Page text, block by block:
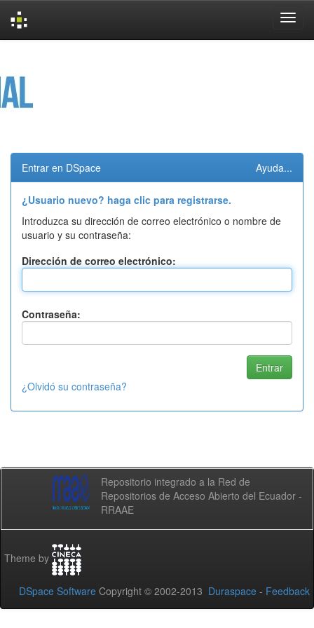
Entrar en DSpace Ayuda...
¿Usuario nuevo? haga clic para registrarse.
Introduzca su dirección de correo electrónico o nombre de
usuario y su contraseña:
Dirección de correo electrónico:
Contraseña:
¿Olvidó su contraseña?
Repositorio integrado a la Red de
Repositorios de Acceso Abierto del Ecuador -
RRAAE
Theme by
DSpace Software Copyright © 2002-2013 Duraspace - Feedback